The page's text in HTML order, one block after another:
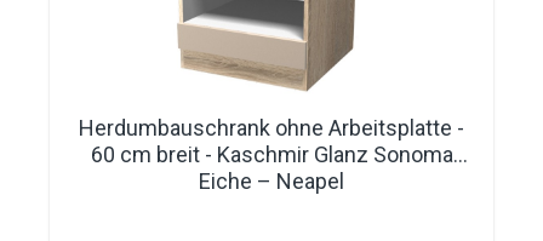
Herdumbauschrank ohne Arbeitsplatte -
60 cm breit - Kaschmir Glanz Sonoma
Eiche – Neapel